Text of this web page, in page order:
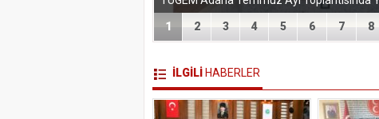
1 2 3 4 5 6 7 8
İLGİLİ HABERLER